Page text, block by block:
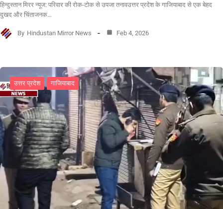
हिन्दुस्तान मिरर न्यूज: परिवार की रोक-टोक से उपजा तनावउत्तर प्रदेश के गाजियाबाद से एक बेहद
दुखद और चिंताजनक…
By Hindustan Mirror News Feb 4, 2026
उत्तर प्रदेश गाजियाबाद